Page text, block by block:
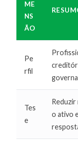
ME
NS
ÃO
Pe
rfil
Tes
e
o ativo